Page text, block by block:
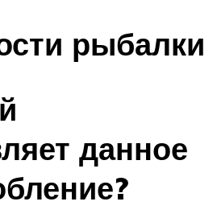
рыбалки
данное